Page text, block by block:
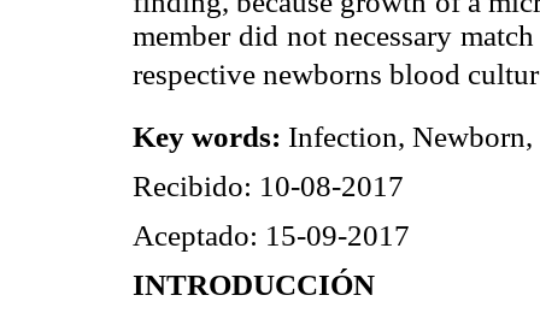
member did not necessary
respective newborns blood
Key words: Infection,
Recibido: 10-08-2017
Aceptado: 15-09-2017
INTRODUCCIÓN